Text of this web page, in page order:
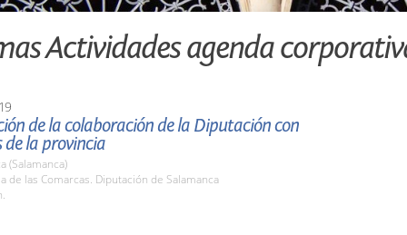
Actividades agenda
de la colaboración de la Diputación con
de la provincia
(Salamanca)
de las Comarcas. Diputación de Salamanca